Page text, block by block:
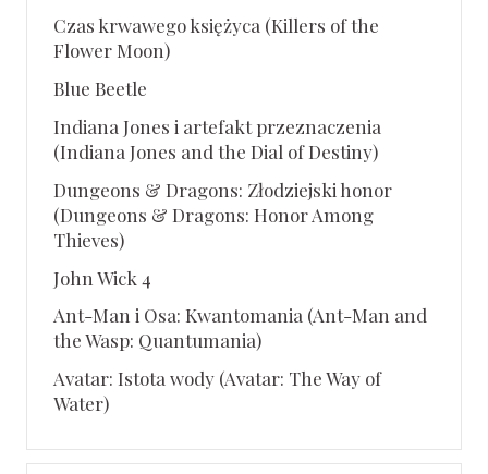
Czas krwawego księżyca (Killers of the
Flower Moon)
Blue Beetle
Indiana Jones i artefakt przeznaczenia
(Indiana Jones and the Dial of Destiny)
Dungeons & Dragons: Złodziejski honor
(Dungeons & Dragons: Honor Among
Thieves)
John Wick 4
Ant-Man i Osa: Kwantomania (Ant-Man and
the Wasp: Quantumania)
Avatar: Istota wody (Avatar: The Way of
Water)